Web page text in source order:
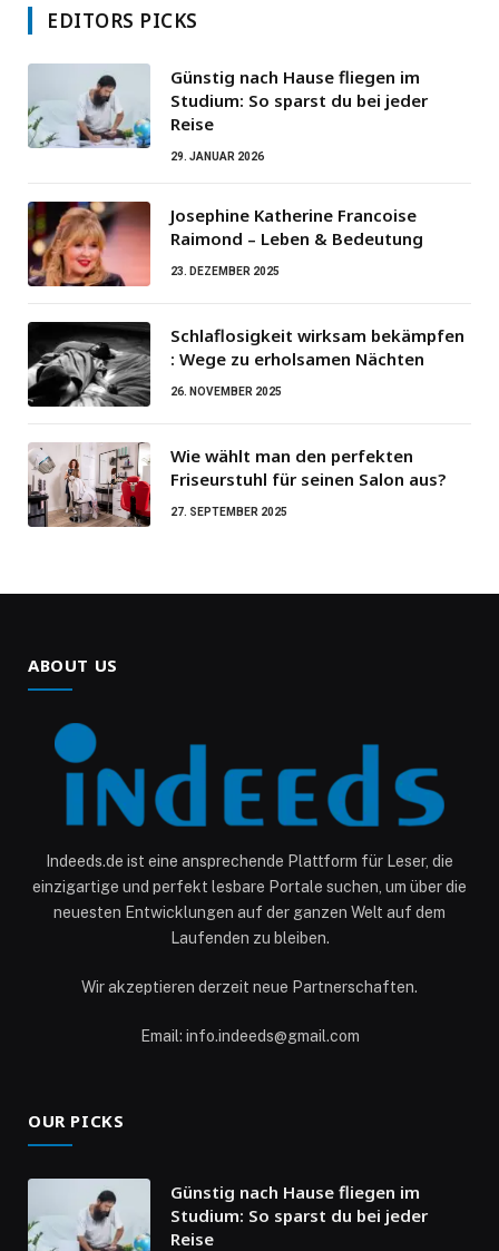
EDITORS PICKS
Günstig nach Hause fliegen im
Studium: So sparst du bei jeder
Reise
29. JANUAR 2026
Josephine Katherine Francoise
Raimond – Leben & Bedeutung
23. DEZEMBER 2025
Schlaflosigkeit wirksam bekämpfen
: Wege zu erholsamen Nächten
26. NOVEMBER 2025
Wie wählt man den perfekten
Friseurstuhl für seinen Salon aus?
27. SEPTEMBER 2025
ABOUT US
Indeeds.de ist eine ansprechende Plattform für Leser, die
einzigartige und perfekt lesbare Portale suchen, um über die
neuesten Entwicklungen auf der ganzen Welt auf dem
Laufenden zu bleiben.
Wir akzeptieren derzeit neue Partnerschaften.
Email: info.indeeds@gmail.com
OUR PICKS
Günstig nach Hause fliegen im
Studium: So sparst du bei jeder
Reise